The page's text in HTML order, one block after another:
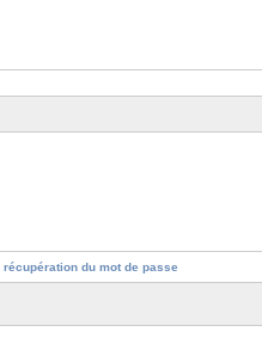
récupération du mot de passe